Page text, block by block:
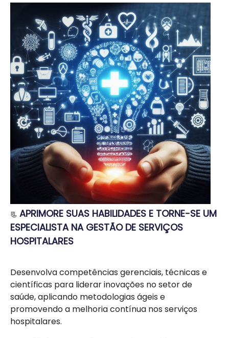
📃 APRIMORE SUAS HABILIDADES E TORNE-SE UM
ESPECIALISTA NA GESTÃO DE SERVIÇOS
HOSPITALARES
Desenvolva competências gerenciais, técnicas e
científicas para liderar inovações no setor de
saúde, aplicando metodologias ágeis e
promovendo a melhoria contínua nos serviços
hospitalares.